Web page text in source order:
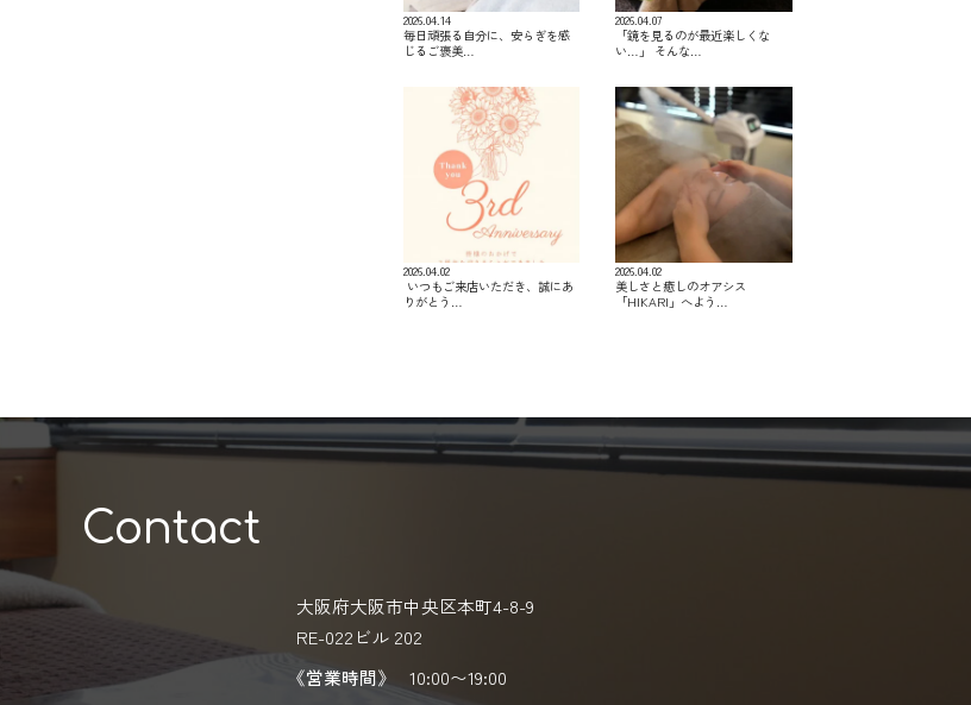
2026.04.14
毎日頑張る自分に、安らぎを感
じるご褒美…
2026.04.07
「鏡を見るのが最近楽しくな
い…」 そんな…
2026.04.02
⁡ いつもご来店いただき、誠にあ
りがとう…
2026.04.02
美しさと癒しのオアシス
「HIKARI」へよう…
Contact
大阪府大阪市中央区本町4-8-9
RE-022ビル 202
《営業時間》
10:00〜19:00